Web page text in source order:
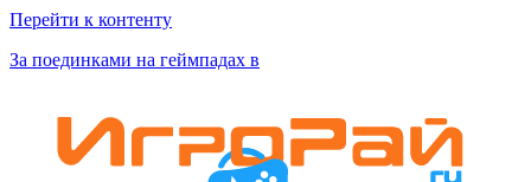
Перейти к контенту
За поединками на геймпадах в